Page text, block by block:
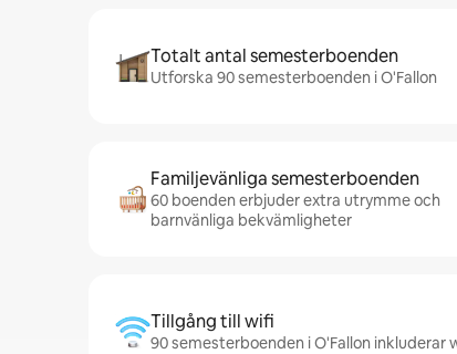
Totalt antal semesterboenden
Utforska 90 semesterboenden i O'Fallon
Familjevänliga semesterboenden
60 boenden erbjuder extra utrymme och
barnvänliga bekvämligheter
Tillgång till wifi
90 semesterboenden i O'Fallon inkluderar